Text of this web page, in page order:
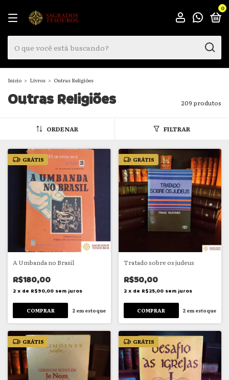
0
Início > Livros > Outras Religiões
Outras Religiões 209 produtos
ORDENAR FILTRAR
GRÁTIS
A Umbanda no Brasil
R$180,00
2 x de R$90,00 sem juros
2em estoque
GRÁTIS
Tratado sobre os judeus
R$50,00
2 x de R$25,00 sem juros
2 em estoque
GRÁTIS GRÁTIS